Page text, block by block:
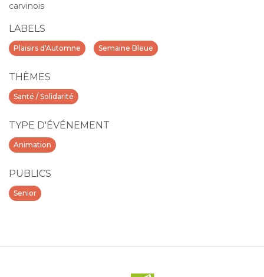
carvinois
LABELS
Plaisirs d'Automne Semaine Bleue
THÈMES
Santé / Solidarité
TYPE D'ÉVÉNEMENT
Animation
PUBLICS
Senior